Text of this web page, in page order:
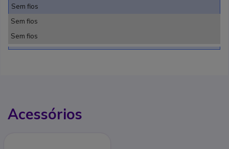
Sem fios
Sem fios
Sem fios
Acessórios